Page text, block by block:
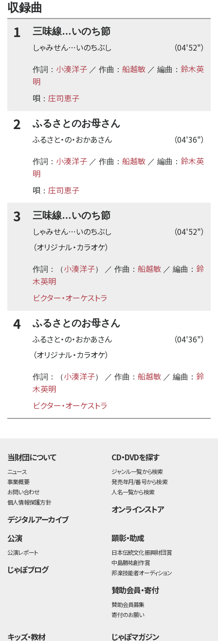
収録曲
1 三味線…いのち節
（04'52"）
しゃみせん…いのちぶし
作詞： 小湊洋子 ／ 作曲： 船越敏 ／ 編曲： 鈴木英
明
唄 ： 庄司恵子
2 ふるさとのお母さん
（04'36"）
ふるさと・の・おかあさん
作詞： 小湊洋子 ／ 作曲： 船越敏 ／ 編曲： 鈴木英
明
唄 ： 庄司恵子
3 三味線…いのち節
（04'52"）
しゃみせん…いのちぶし
（オリジナル・カラオケ）
作詞：（小湊洋子） ／ 作曲： 船越敏 ／ 編曲： 鈴
木英明
ビクター・オーケストラ
4 ふるさとのお母さん
（04'36"）
ふるさと・の・おかあさん
（オリジナル・カラオケ）
作詞：（小湊洋子） ／ 作曲： 船越敏 ／ 編曲： 鈴
木英明
ビクター・オーケストラ
当財団について
ニュース
事業概要
お問い合わせ
個人情報保護方針
デジタルアーカイブ
CD・DVDを探す
ジャンル一覧から検索
発売年月/番号から検索
人名一覧から検索
オンラインストア
公演
公演レポート
じゃぽブログ
顕彰・助成
日本伝統文化振興財団賞
中島勝祐創作賞
邦楽技能者オーディション
賛助会員・寄付
賛助会員募集
寄付のお願い
キッズ・教材 じゃぽマガジン